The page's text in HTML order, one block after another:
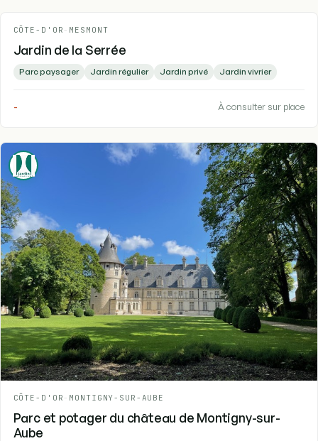
CÔTE-D'OR - MESMONT
Jardin de la Serrée
Parc paysager Jardin régulier Jardin privé Jardin vivrier
- À consulter sur place
CÔTE-D'OR - MONTIGNY-SUR-AUBE
Parc et potager du château de Montigny-sur-
Aube